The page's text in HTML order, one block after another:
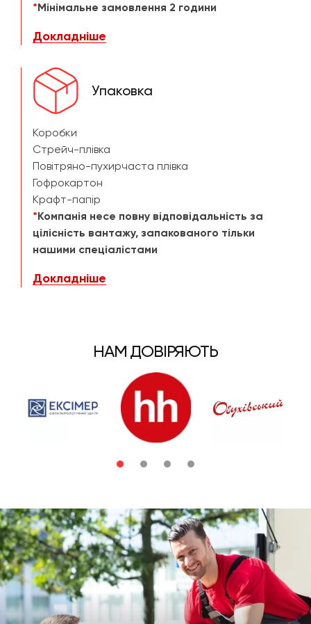
*Мінімальне замовлення 2 години
Докладніше
Упаковка
Коробки
Стрейч-плівка
Повітряно-пухирчаста плівка
Гофрокартон
Крафт-папір
*Компанія несе повну відповідальність за
цілісність вантажу, запакованого тільки
нашими спеціалістами
Докладніше
НАМ ДОВІРЯЮТЬ